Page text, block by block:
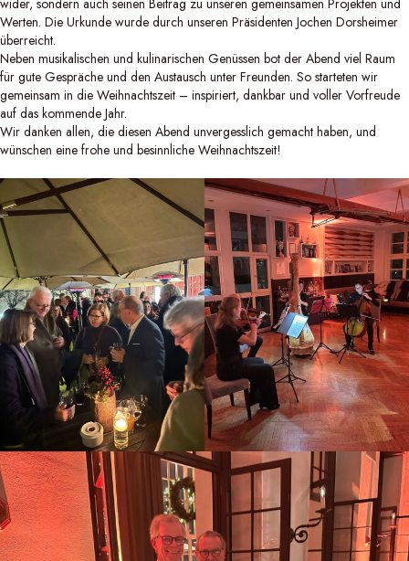
wider, sondern auch seinen Beitrag zu unseren gemeinsamen Projekten und
Werten. Die Urkunde wurde durch unseren Präsidenten Jochen Dorsheimer
überreicht.
Neben musikalischen und kulinarischen Genüssen bot der Abend viel Raum
für gute Gespräche und den Austausch unter Freunden. So starteten wir
gemeinsam in die Weihnachtszeit – inspiriert, dankbar und voller Vorfreude
auf das kommende Jahr.
Wir danken allen, die diesen Abend unvergesslich gemacht haben, und
wünschen eine frohe und besinnliche Weihnachtszeit!